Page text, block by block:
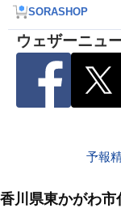
SORASHOP
ウェザーニュ
予報
香川県東かがわ市